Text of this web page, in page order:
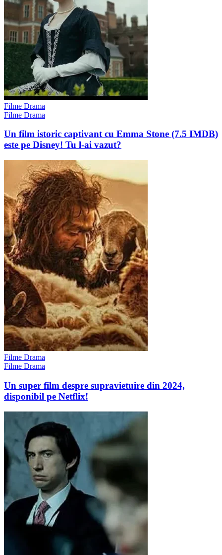
Filme Drama
Filme Drama
Un film istoric captivant cu Emma Stone (7.5 IMDB)
este pe Disney! Tu l-ai vazut?
Filme Drama
Filme Drama
Un super film despre supravietuire din 2024,
disponibil pe Netflix!